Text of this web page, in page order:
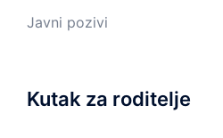
Javni pozivi
Kutak za roditelje